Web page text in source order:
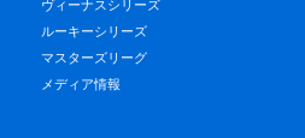
ヴィーナスシリーズ
ルーキーシリーズ
マスターズリーグ
メディア情報